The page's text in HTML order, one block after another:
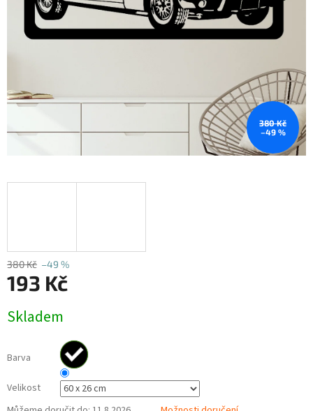
380 Kč
–49 %
380 Kč –49 %
193 Kč
cena:
Skladem
Barva
Velikost